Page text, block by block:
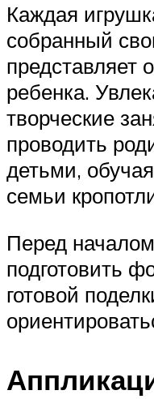
Каждая
собранный
представляет
ребенка.
творческие
проводить
детьми,
семьи
Перед
подготовить
готовой